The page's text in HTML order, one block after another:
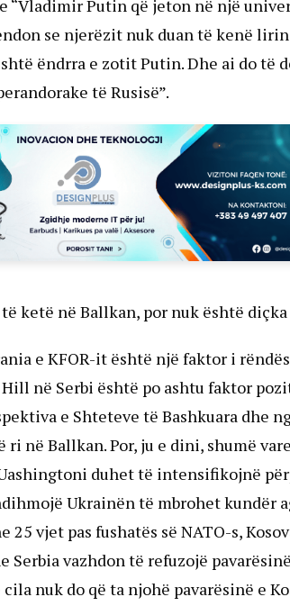
“Vladimir Putin që jeton në një
se njerëzit nuk duan të kenë
ëndrra e zotit Putin. Dhe ai do
të Rusisë”.
ketë në Ballkan, por nuk është
e KFOR-it është një faktor i
në Serbi është po ashtu faktor
e Shteteve të Bashkuara dhe
në Ballkan. Por, ju e dini, shumë
duhet të intensifikojnë
Ukrainën të mbrohet kundër
25 vjet pas fushatës së NATO-s,
Serbia vazhdon të refuzojë
nuk do që ta njohë pavarësinë e